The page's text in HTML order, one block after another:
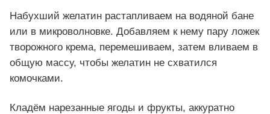
Набухший желатин растапливаем на водяной бане
или в микроволновке. Добавляем к нему пару ложек
творожного крема, перемешиваем, затем вливаем в
общую массу, чтобы желатин не схватился
комочками.
Кладём нарезанные ягоды и фрукты, аккуратно